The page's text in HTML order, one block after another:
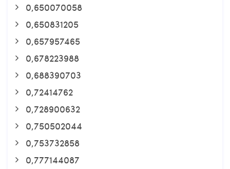
0,650070058
0,650831205
0,657957465
0,678223988
0,688390703
0,72414762
0,728900632
0,750502044
0,753732858
0,777144087